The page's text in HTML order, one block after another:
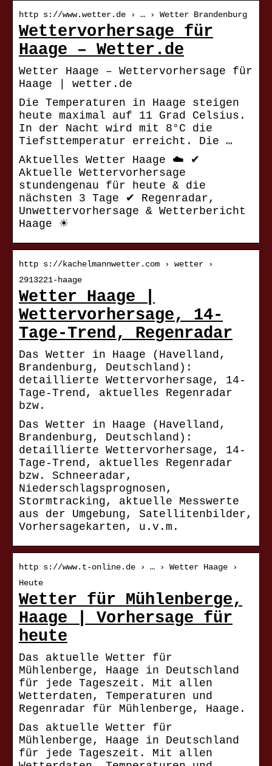
http s://www.wetter.de › … › Wetter Brandenburg
Wettervorhersage für
Haage – Wetter.de
Wetter Haage – Wettervorhersage für
Haage | wetter.de
Die Temperaturen in Haage steigen
heute maximal auf 11 Grad Celsius.
In der Nacht wird mit 8°C die
Tiefsttemperatur erreicht. Die …
Aktuelles Wetter Haage ☁️ ✔
Aktuelle Wettervorhersage
stundengenau für heute & die
nächsten 3 Tage ✔ Regenradar,
Unwettervorhersage & Wetterbericht
Haage ☀
http s://kachelmannwetter.com › wetter ›
2913221-haage
Wetter Haage |
Wettervorhersage, 14-
Tage-Trend, Regenradar
Das Wetter in Haage (Havelland,
Brandenburg, Deutschland):
detaillierte Wettervorhersage, 14-
Tage-Trend, aktuelles Regenradar
bzw.
Das Wetter in Haage (Havelland,
Brandenburg, Deutschland):
detaillierte Wettervorhersage, 14-
Tage-Trend, aktuelles Regenradar
bzw. Schneeradar,
Niederschlagsprognosen,
Stormtracking, aktuelle Messwerte
aus der Umgebung, Satellitenbilder,
Vorhersagekarten, u.v.m.
http s://www.t-online.de › … › Wetter Haage ›
Heute
Wetter für Mühlenberge,
Haage | Vorhersage für
heute
Das aktuelle Wetter für
Mühlenberge, Haage in Deutschland
für jede Tageszeit. Mit allen
Wetterdaten, Temperaturen und
Regenradar für Mühlenberge, Haage.
Das aktuelle Wetter für
Mühlenberge, Haage in Deutschland
für jede Tageszeit. Mit allen